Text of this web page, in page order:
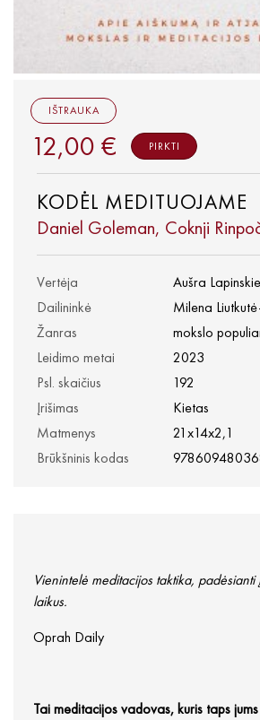
KODĖL MEDITUOJAME
Daniel Goleman, Coknji
Vertėja
Aušra
Dailininkė
Milena
Žanras
mokslo
Leidimo metai
2023
Psl. skaičius
192
Įrišimas
Kietas
Matmenys
21x14x2,1
Brūkšninis kodas
IŠTRAUKA
12,00 € PIRKTI
Vienintelė meditacijos taktika, padėsianti
laikus.
Oprah Daily
Tai meditacijos vadovas, kuris taps